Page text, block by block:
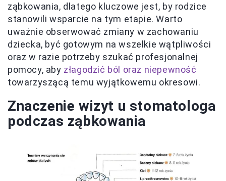
ząbkowania, dlatego kluczowe jest, by rodzice
stanowili wsparcie na tym etapie. Warto
uważnie obserwować zmiany w zachowaniu
dziecka, być gotowym na wszelkie wątpliwości
oraz w razie potrzeby szukać profesjonalnej
pomocy, aby złagodzić ból oraz niepewność
towarzyszącą temu wyjątkowemu okresowi.
Znaczenie wizyt u stomatologa
podczas ząbkowania